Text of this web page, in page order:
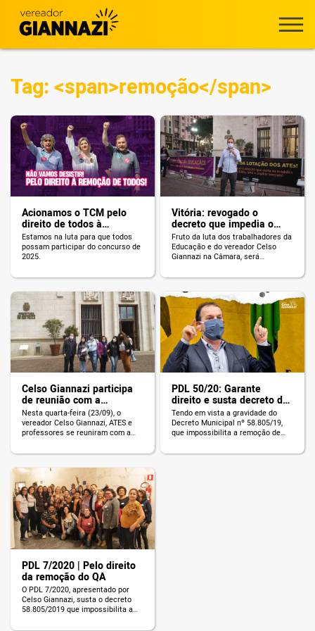
Tag: <span>remoção</span>
Acionamos o TCM pelo
direito de todos à
remoção
Estamos na luta para que todos
possam participar do concurso de
2025.
Vitória: revogado o
decreto que impedia o
direito à remoção!
Fruto da luta dos trabalhadores da
Educação e do vereador Celso
Giannazi na Câmara, será
de Bruno Covas que impossibilita
prestem o concurso para
remoção. Agora, a categoria terá
o DIREITO garantido de trabalhar
perto de casa, tendo sua saúde
mental e física preservada, além
de […]
Celso Giannazi participa
de reunião com a
assessoria de Covas pela
Lotação dos ATES e pelo
direito à remoção
Nesta quarta-feira (23/09), o
vereador Celso Giannazi, ATES e
professores se reuniram com a
Covas, na sede da Prefeitura, pela
que extingue módulos de ATES, e o
Decreto nº 58.805/19, que
impossibilita a remoção de
servidores da Educação em
estágio probatório. Bruno Covas
promove mais um […]
PDL 50/20: Garante
direito e susta decreto de
Covas que impossibilita a
remoção de profissionais
da Educação
Tendo em vista a gravidade do
Decreto Municipal nº 58.805/19,
que impossibilita a remoção de
probatório, o vereador Celso
PDL 7/2020 | Pelo direito
da remoção do QA
O PDL 7/2020, apresentado por
Celso Giannazi, susta o decreto
58.805/2019 que impossibilita a